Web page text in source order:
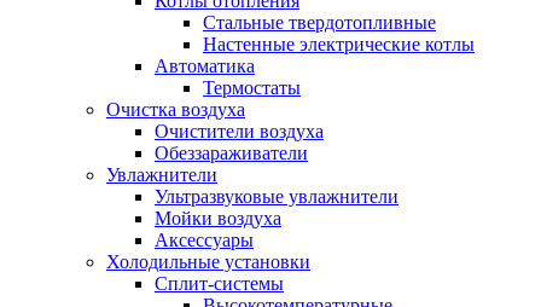
Стальные твердотопливные
Настенные электрические котлы
Автоматика
Термостаты
Очистка воздуха
Очистители воздуха
Обеззараживатели
Увлажнители
Ультразвуковые увлажнители
Мойки воздуха
Аксессуары
Холодильные установки
Сплит-системы